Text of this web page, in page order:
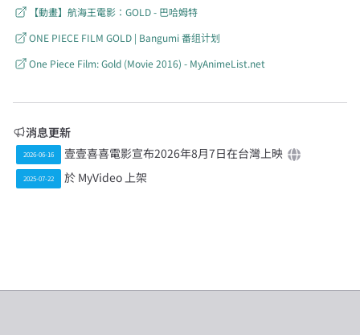
【動畫】航海王電影：GOLD - 巴哈姆特
ONE PIECE FILM GOLD | Bangumi 番组计划
One Piece Film: Gold (Movie 2016) - MyAnimeList.net
消息更新
2026-06-16 壹壹喜喜電影宣布2026年8月7日在台灣上映
2025-07-22 於 MyVideo 上架